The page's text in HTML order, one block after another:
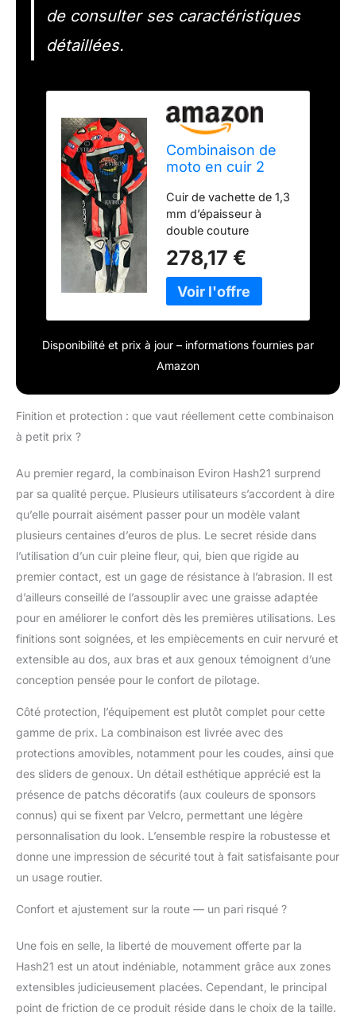
de consulter ses caractéristiques
détaillées.
Combinaison de
moto en cuir 2
nouvelle
conception
multicolore. (Noir
& Rouge, XL)
Cuir de vachette de 1,3
mm d’épaisseur à
double couture
278,17 €
Disponibilité et prix à jour – informations fournies par
Amazon
Finition et protection : que vaut réellement cette combinaison
à petit prix ?
Au premier regard, la combinaison Eviron Hash21 surprend
par sa qualité perçue. Plusieurs utilisateurs s’accordent à dire
qu’elle pourrait aisément passer pour un modèle valant
plusieurs centaines d’euros de plus. Le secret réside dans
l’utilisation d’un cuir pleine fleur, qui, bien que rigide au
premier contact, est un gage de résistance à l’abrasion. Il est
d’ailleurs conseillé de l’assouplir avec une graisse adaptée
pour en améliorer le confort dès les premières utilisations. Les
finitions sont soignées, et les empiècements en cuir nervuré et
extensible au dos, aux bras et aux genoux témoignent d’une
conception pensée pour le confort de pilotage.
Côté protection, l’équipement est plutôt complet pour cette
gamme de prix. La combinaison est livrée avec des
protections amovibles, notamment pour les coudes, ainsi que
des sliders de genoux. Un détail esthétique apprécié est la
présence de patchs décoratifs (aux couleurs de sponsors
connus) qui se fixent par Velcro, permettant une légère
personnalisation du look. L’ensemble respire la robustesse et
donne une impression de sécurité tout à fait satisfaisante pour
un usage routier.
Confort et ajustement sur la route — un pari risqué ?
Une fois en selle, la liberté de mouvement offerte par la
Hash21 est un atout indéniable, notamment grâce aux zones
extensibles judicieusement placées. Cependant, le principal
point de friction de ce produit réside dans le choix de la taille.